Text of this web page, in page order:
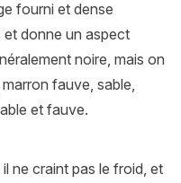
fourni et dense
donne un aspect
noire, mais on
fauve, sable,
et fauve.
ne craint pas le froid, et